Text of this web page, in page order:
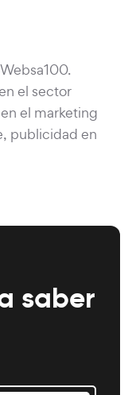
el sector
el marketing
publicidad en
saber